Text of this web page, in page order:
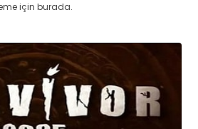
için burada.